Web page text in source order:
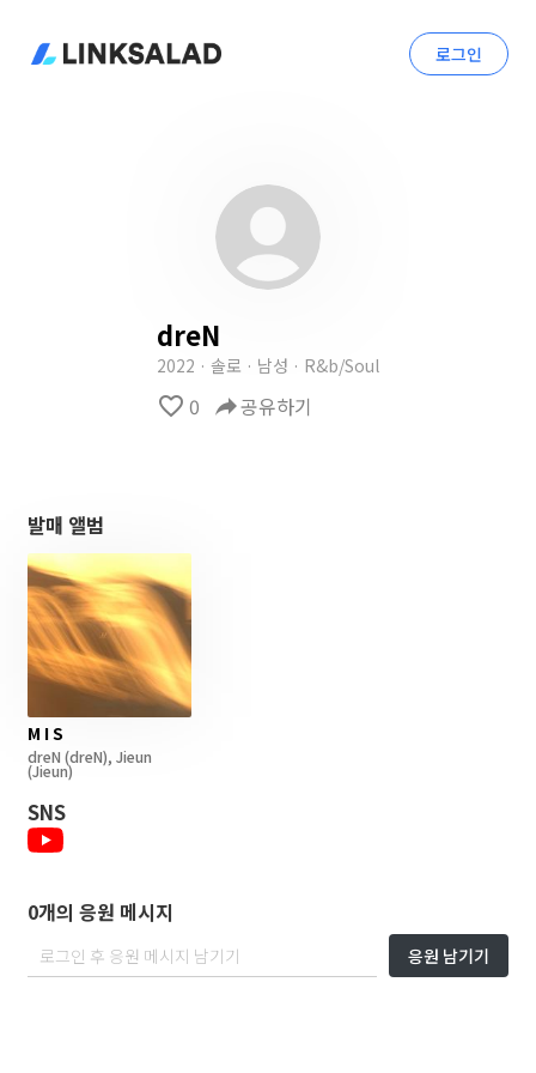
로그인
dreN
2022 · 솔로 · 남성 · R&b/Soul
favorite_border 0 reply공유하기
발매 앨범
M I S
dreN (dreN), Jieun
(Jieun)
SNS
0개의 응원 메시지
응원 남기기